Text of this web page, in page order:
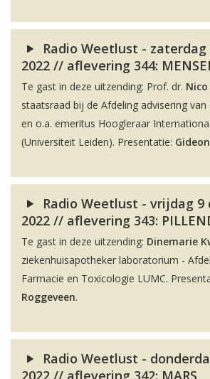
Radio Weetlust -
2022 // aflevering 344:
Te gast in deze uitzending: Prof. dr.
staatsraad bij de Afdeling advisering van
en o.a. emeritus Hoogleraar
(Universiteit Leiden). Presentatie:
Radio Weetlust - vrijdag 9
2022 // aflevering 343:
Te gast in deze uitzending: Dinemarie
ziekenhuisapotheker laboratorium -
Farmacie en Toxicologie LUMC.
Roggeveen.
Radio Weetlust -